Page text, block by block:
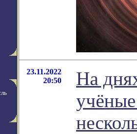
23.11.2022
20:50
На